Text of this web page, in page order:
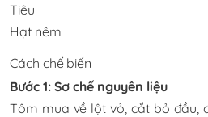
Tiêu
Hạt nêm
Cách chế biến
Bước 1: Sơ chế nguyên liệu
Tôm mua về lột vỏ, cắt bỏ đầu,